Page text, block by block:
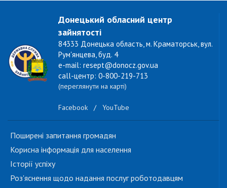
Донецький обласний центр
зайнятості
84333 Донецька область, м. Краматорськ, вул.
Рум'янцева, буд. 4
e-mail: resept@donocz.gov.ua
call-центр: 0-800-219-713
(переглянути на карті)
Facebook / YouTube
Поширені запитання громадян
Корисна інформація для населення
Історії успіху
Роз'яснення щодо надання послуг роботодавцям